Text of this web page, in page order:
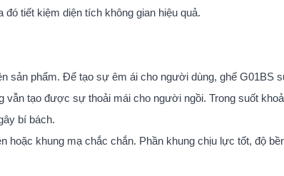
tiết kiệm diện tích không gian hiệu quả.
sản phẩm. Để tạo sự êm ái cho người dùng, ghế G01BS
tạo được sự thoải mái cho người ngồi. Trong suốt
bí bách.
khung mạ chắc chắn. Phần khung chịu lực tốt, độ